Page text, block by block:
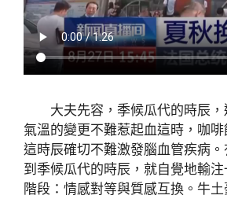
大夫先容，季候瓜代的時辰，
氣溫的變更不難惹起血這時，咖啡
這時辰確切不難激發腦血管疾病
到季候瓜代的時辰，就自覺地輸
階段：情感對等與質感互換。牛